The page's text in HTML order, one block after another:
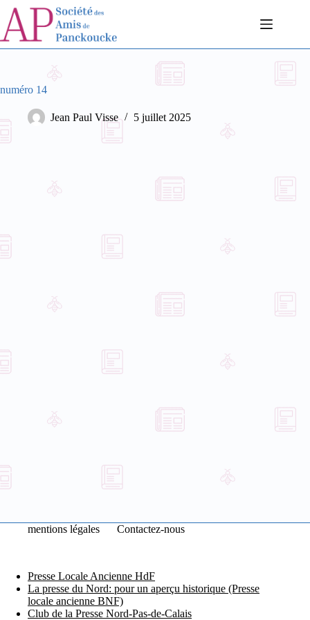
Passer
contenu
numéro 14
Jean Paul Visse 5 juillet 2025
mentions légales Contactez-nous
Presse Locale Ancienne HdF
La presse du Nord: pour un aperçu historique (Presse
locale ancienne BNF)
Club de la Presse Nord-Pas-de-Calais